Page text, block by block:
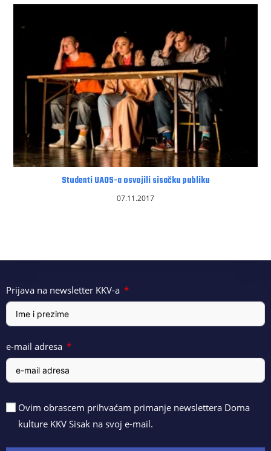
Studenti UAOS-a osvojili sisačku publiku
07.11.2017
Prijava na newsletter KKV-a
e-mail adresa
Ovim obrascem prihvaćam primanje newslettera Doma
kulture KKV Sisak na svoj e-mail.